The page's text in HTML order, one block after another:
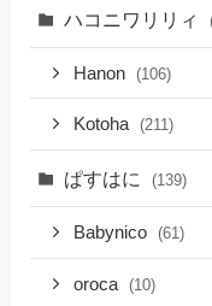
ハコニワリリィ
Hanon (106)
Kotoha (211)
ぱすはに (139)
Babynico (61)
oroca (10)